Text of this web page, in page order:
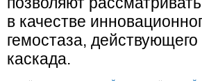
в качестве
гемостаза,
каскада.